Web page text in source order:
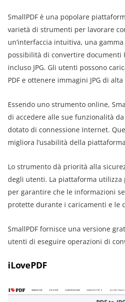
SmallPDF è una popolare
varietà di strumenti per lavorare
un’interfaccia intuitiva, una
possibilità di convertire documenti
incluso JPG. Gli utenti possono
PDF e ottenere immagini JPG di
Essendo uno strumento online,
di accedere alle sue funzionalità
dotato di connessione Internet.
migliora l’usabilità della
Lo strumento dà priorità alla
degli utenti. La piattaforma
per garantire che le informazioni
protette durante i caricamenti e le
SmallPDF fornisce una versione
utenti di eseguire operazioni di
iLovePDF